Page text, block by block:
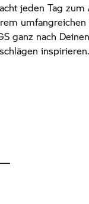
jeden Tag
ganz nach
inspirieren.